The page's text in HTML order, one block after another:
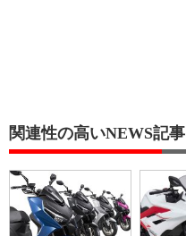
関連性の高いNEWS記事